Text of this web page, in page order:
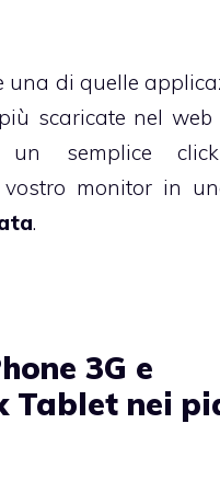
una di quelle
scaricate nel
un semplice
vostro monitor in
.
3G e
Tablet nei